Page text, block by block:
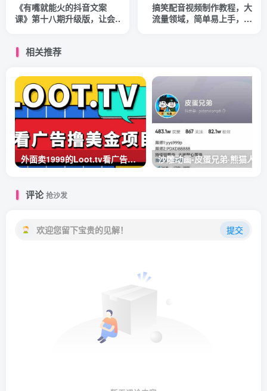
《有嘴‮能就‬火的抖‮文音‬案
课》第‮八十‬期升级版，让‮会
搞笑配音视频制作教程，大
流量领域，简单易上手，亲
相关推荐
外面卖1999的Loot.tv看广告撸美金项目，号称月入轻松4000【详细教程+上车资源渠道】
评论抢沙发
欢迎您留下宝贵的见解！ 提交